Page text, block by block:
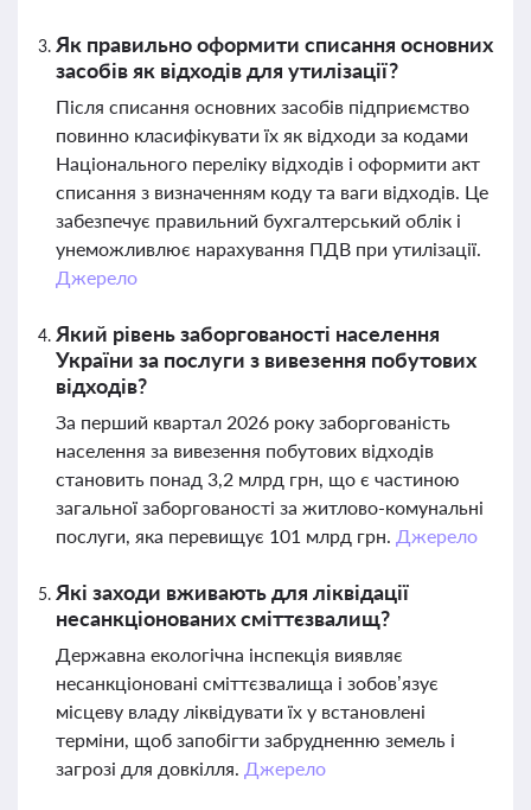
Як правильно оформити списання основних
засобів як відходів для утилізації?
Після списання основних засобів підприємство
повинно класифікувати їх як відходи за кодами
Національного переліку відходів і оформити акт
списання з визначенням коду та ваги відходів. Це
забезпечує правильний бухгалтерський облік і
унеможливлює нарахування ПДВ при утилізації.
Джерело
Який рівень заборгованості населення
України за послуги з вивезення побутових
відходів?
За перший квартал 2026 року заборгованість
населення за вивезення побутових відходів
становить понад 3,2 млрд грн, що є частиною
загальної заборгованості за житлово-комунальні
послуги, яка перевищує 101 млрд грн. Джерело
Які заходи вживають для ліквідації
несанкціонованих сміттєзвалищ?
Державна екологічна інспекція виявляє
несанкціоновані сміттєзвалища і зобов’язує
місцеву владу ліквідувати їх у встановлені
терміни, щоб запобігти забрудненню земель і
загрозі для довкілля. Джерело